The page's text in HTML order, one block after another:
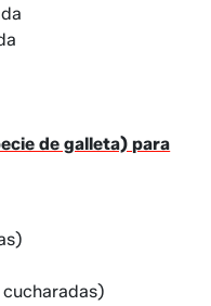
de galleta) para